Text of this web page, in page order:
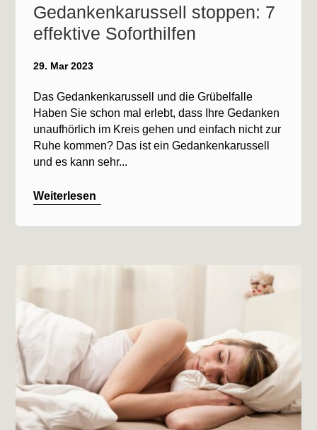
Gedankenkarussell stoppen: 7
effektive Soforthilfen
29. Mar 2023
Das Gedankenkarussell und die Grübelfalle
Haben Sie schon mal erlebt, dass Ihre Gedanken
unaufhörlich im Kreis gehen und einfach nicht zur
Ruhe kommen? Das ist ein Gedankenkarussell
und es kann sehr...
Weiterlesen